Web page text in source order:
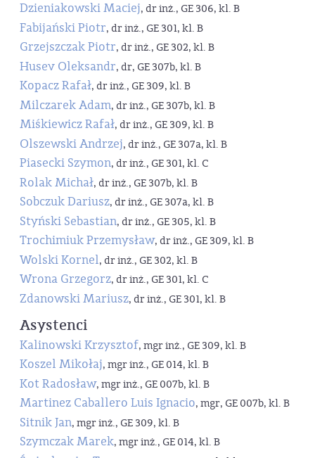
Dzieniakowski Maciej, dr inż., GE 306, kl. B
Fabijański Piotr, dr inż., GE 301, kl. B
Grzejszczak Piotr, dr inż., GE 302, kl. B
Husev Oleksandr, dr, GE 307b, kl. B
Kopacz Rafał, dr inż., GE 309, kl. B
Milczarek Adam, dr inż., GE 307b, kl. B
Miśkiewicz Rafał, dr inż., GE 309, kl. B
Olszewski Andrzej, dr inż., GE 307a, kl. B
Piasecki Szymon, dr inż., GE 301, kl. C
Rolak Michał, dr inż., GE 307b, kl. B
Sobczuk Dariusz, dr inż., GE 307a, kl. B
Styński Sebastian, dr inż., GE 305, kl. B
Trochimiuk Przemysław, dr inż., GE 309, kl. B
Wolski Kornel, dr inż., GE 302, kl. B
Wrona Grzegorz, dr inż., GE 301, kl. C
Zdanowski Mariusz, dr inż., GE 301, kl. B
Asystenci
Kalinowski Krzysztof, mgr inż., GE 309, kl. B
Koszel Mikołaj, mgr inż., GE 014, kl. B
Kot Radosław, mgr inż., GE 007b, kl. B
Martinez Caballero Luis Ignacio, mgr, GE 007b, kl. B
Sitnik Jan, mgr inż., GE 309, kl. B
Szymczak Marek, mgr inż., GE 014, kl. B